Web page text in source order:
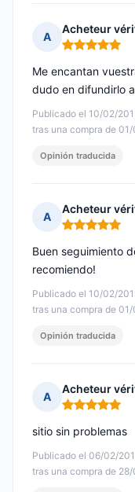
A
Acheteur
Nota: 5 de 5
Publicado el 10/02/
tras una compra de
Me encantan
dudo en difundirlo
Opinión traducida
A
Acheteur
Nota: 5 de 5
Publicado el 10/02/
tras una compra de
Buen seguimiento
recomiendo!
Opinión traducida
A
Acheteur
Nota: 5 de 5
Publicado el 06/02/
tras una compra de
sitio sin problemas